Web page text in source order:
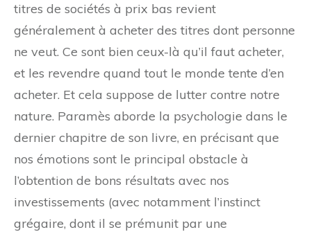
titres de sociétés à prix bas revient
généralement à acheter des titres dont personne
ne veut. Ce sont bien ceux-là qu’il faut acheter,
et les revendre quand tout le monde tente d’en
acheter. Et cela suppose de lutter contre notre
nature. Paramès aborde la psychologie dans le
dernier chapitre de son livre, en précisant que
nos émotions sont le principal obstacle à
l’obtention de bons résultats avec nos
investissements (avec notamment l’instinct
grégaire, dont il se prémunit par une